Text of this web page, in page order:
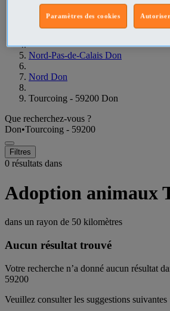
Accueil
Nord-Pas-de-Calais Don
Nord Don
Tourcoing - 59200 Don
Que recherchez-vous ?
Don•Tourcoing - 59200
Filtres
0 résultats dans
Adoption animaux
dans un rayon de 50 kilomètres
Aucun résultat trouvé
Votre recherche n’a donné aucun résultat
59200
Veuillez consulter les suggestions suivantes
Paramètres des cookies